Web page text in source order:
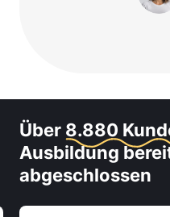
Über 8.880
Ausbildung
abgeschlossen